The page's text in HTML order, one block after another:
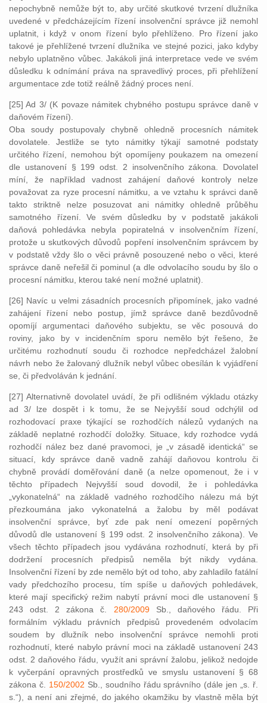
nepochybně nemůže být to, aby určité skutkové tvrzení dlužníka
uvedené v předcházejícím řízení insolvenční správce již nemohl
uplatnit, i když v onom řízení bylo přehlíženo. Pro řízení jako
takové je přehlížené tvrzení dlužníka ve stejné pozici, jako kdyby
nebylo uplatněno vůbec. Jakákoli jiná interpretace vede ve svém
důsledku k odnímání práva na spravedlivý proces, při přehlížení
argumentace zde totiž reálně žádný proces není.
[25] Ad 3/ (K povaze námitek chybného postupu správce daně v
daňovém řízení).
Oba soudy postupovaly chybně ohledně procesních námitek
dovolatele. Jestliže se tyto námitky týkají samotné podstaty
určitého řízení, nemohou být opomíjeny poukazem na omezení
dle ustanovení § 199 odst. 2 insolvenčního zákona. Dovolatel
míní, že například vadnost zahájení daňové kontroly nelze
považovat za ryze procesní námitku, a ve vztahu k správci daně
takto striktně nelze posuzovat ani námitky ohledně průběhu
samotného řízení. Ve svém důsledku by v podstatě jakákoli
daňová pohledávka nebyla popiratelná v insolvenčním řízení,
protože u skutkových důvodů popření insolvenčním správcem by
v podstatě vždy šlo o věci právně posouzené nebo o věci, které
správce daně neřešil či pominul (a dle odvolacího soudu by šlo o
procesní námitku, kterou také není možné uplatnit).
[26] Navíc u velmi zásadních procesních připomínek, jako vadné
zahájení řízení nebo postup, jímž správce daně bezdůvodně
opomíjí argumentaci daňového subjektu, se věc posouvá do
roviny, jako by v incidenčním sporu nemělo být řešeno, že
určitému rozhodnutí soudu či rozhodce nepředcházel žalobní
návrh nebo že žalovaný dlužník nebyl vůbec obesílán k vyjádření
se, či předvoláván k jednání.
[27] Alternativně dovolatel uvádí, že při odlišném výkladu otázky
ad 3/ lze dospět i k tomu, že se Nejvyšší soud odchýlil od
rozhodovací praxe týkající se rozhodčích nálezů vydaných na
základě neplatné rozhodčí doložky. Situace, kdy rozhodce vydá
rozhodčí nález bez dané pravomoci, je „v zásadě identická“ se
situací, kdy správce daně vadně zahájí daňovou kontrolu či
chybně provádí doměřování daně (a nelze opomenout, že i v
těchto případech Nejvyšší soud dovodil, že i pohledávka
„vykonatelná“ na základě vadného rozhodčího nálezu má být
přezkoumána jako vykonatelná a žalobu by měl podávat
insolvenční správce, byť zde pak není omezení popěrných
důvodů dle ustanovení § 199 odst. 2 insolvenčního zákona). Ve
všech těchto případech jsou vydávána rozhodnutí, která by při
dodržení procesních předpisů neměla být nikdy vydána.
Insolvenční řízení by zde nemělo být od toho, aby zahladilo fatální
vady předchozího procesu, tím spíše u daňových pohledávek,
které mají specifický režim nabytí právní moci dle ustanovení §
243 odst. 2 zákona č. 280/2009Sb., daňového řádu. Při
formálním výkladu právních předpisů provedeném odvolacím
soudem by dlužník nebo insolvenční správce nemohli proti
rozhodnutí, které nabylo právní moci na základě ustanovení 243
odst. 2 daňového řádu, využít ani správní žalobu, jelikož nedojde
k vyčerpání opravných prostředků ve smyslu ustanovení § 68
zákona č. 150/2002 Sb., soudního řádu správního (dále jen „s. ř.
s.“), a není ani zřejmé, do jakého okamžiku by vlastně měla být